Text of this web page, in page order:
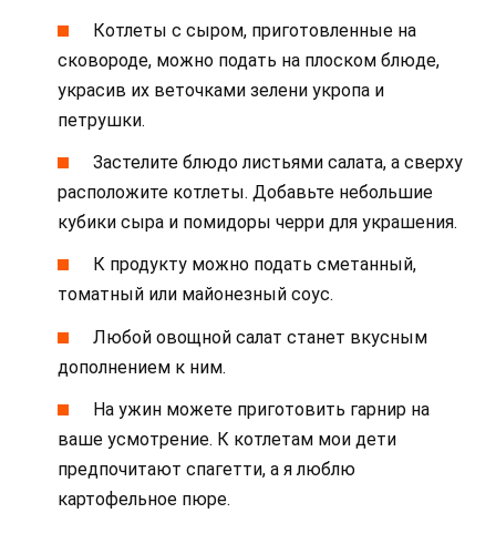
Котлеты с сыром, приготовленные на
сковороде, можно подать на плоском блюде,
украсив их веточками зелени укропа и
петрушки.
Застелите блюдо листьями салата, а сверху
расположите котлеты. Добавьте небольшие
кубики сыра и помидоры черри для украшения.
К продукту можно подать сметанный,
томатный или майонезный соус.
Любой овощной салат станет вкусным
дополнением к ним.
На ужин можете приготовить гарнир на
ваше усмотрение. К котлетам мои дети
предпочитают спагетти, а я люблю
картофельное пюре.